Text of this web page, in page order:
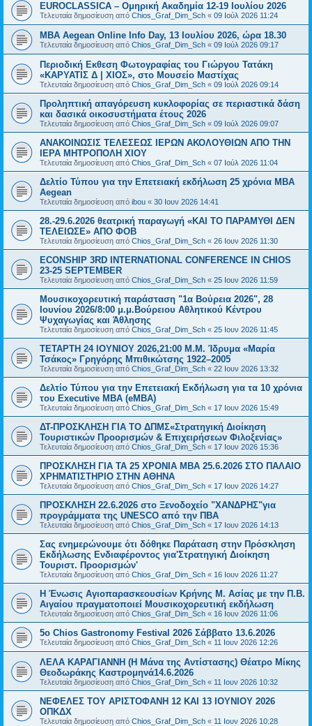
EUROCLASSICA – Ομηρική Ακαδημία 12-19 Ιουλίου 2026
Τελευταία δημοσίευση από Chios_Graf_Dim_Sch « 09 Ιούλ 2026 11:24
ΜBA Aegean Online Info Day, 13 Ιουλίου 2026, ώρα 18.30
Τελευταία δημοσίευση από Chios_Graf_Dim_Sch « 09 Ιούλ 2026 09:17
Περιοδική Εκθεση Φωτογραφίας του Γιώργου Τατάκη
«ΚΑΡΥΑΤΙΣ Δ | ΧΙΟΣ», στο Μουσείο Μαστίχας
Τελευταία δημοσίευση από Chios_Graf_Dim_Sch « 09 Ιούλ 2026 09:14
Προληπτική απαγόρευση κυκλοφορίας σε περιαστικά δάση
και δασικά οικοσυστήματα έτους 2026
Τελευταία δημοσίευση από Chios_Graf_Dim_Sch « 09 Ιούλ 2026 09:07
ΑΝΑΚΟΙΝΩΣΙΣ ΤΕΛΕΣΕΩΣ ΙΕΡΩΝ ΑΚΟΛΟΥΘΙΩΝ ΑΠΟ ΤΗΝ
ΙΕΡΑ ΜΗΤΡΟΠΟΛΗ ΧΙΟΥ
Τελευταία δημοσίευση από Chios_Graf_Dim_Sch « 07 Ιούλ 2026 11:04
Δελτίο Τύπου για την Επετειακή εκδήλωση 25 χρόνια MBA
Aegean
Τελευταία δημοσίευση από ibou « 30 Ιουν 2026 14:41
28.-29.6.2026 θεατρική παραγωγή «ΚΑΙ ΤΟ ΠΑΡΑΜΥΘΙ ΔΕΝ
ΤΕΛΕΙΩΣΕ» ΑΠΟ ΦΟΒ
Τελευταία δημοσίευση από Chios_Graf_Dim_Sch « 26 Ιουν 2026 11:30
ECONSHIP 3RD INTERNATIONAL CONFERENCE IN CHIOS
23-25 SEPTEMBER
Τελευταία δημοσίευση από Chios_Graf_Dim_Sch « 25 Ιουν 2026 11:59
Mουσικοχορευτική παράσταση "1α Βούρεια 2026", 28
Ιουνίου 2026/8:00 μ.μ.Βούρειου Αθλητικού Κέντρου
Ψυχαγωγίας και Άθλησης
Τελευταία δημοσίευση από Chios_Graf_Dim_Sch « 25 Ιουν 2026 11:45
ΤΕΤΑΡΤΗ 24 ΙΟΥΝΙΟΥ 2026,21:00 Μ.Μ. Ίδρυμα «Μαρία
Τσάκος» Γρηγόρης Μπιθικώτσης 1922–2005
Τελευταία δημοσίευση από Chios_Graf_Dim_Sch « 22 Ιουν 2026 13:32
Δελτίο Τύπου για την Επετειακή Εκδήλωση για τα 10 χρόνια
του Executive MBA (eMBA)
Τελευταία δημοσίευση από Chios_Graf_Dim_Sch « 17 Ιουν 2026 15:49
ΔΤ-ΠΡΟΣΚΛΗΣΗ ΓΙΑ ΤΟ ΔΠΜΣ«Στρατηγική Διοίκηση
Τουριστικών Προορισμών & Επιχειρήσεων Φιλοξενίας»
Τελευταία δημοσίευση από Chios_Graf_Dim_Sch « 17 Ιουν 2026 15:36
ΠΡΟΣΚΛΗΣΗ ΓΙΑ ΤΑ 25 ΧΡΟΝΙΑ ΜΒΑ 25.6.2026 ΣΤΟ ΠΑΛΑΙΟ
ΧΡΗΜΑΤΙΣΤΗΡΙΟ ΣΤΗΝ ΑΘΗΝΑ
Τελευταία δημοσίευση από Chios_Graf_Dim_Sch « 17 Ιουν 2026 14:27
ΠΡΟΣΚΛΗΣΗ 22.6.2026 στο Ξενοδοχείο "ΧΑΝΔΡΗΣ"για
προγράμματα της UNESCO από την ΠΒΑ
Τελευταία δημοσίευση από Chios_Graf_Dim_Sch « 17 Ιουν 2026 14:13
Σας ενημερώνουμε ότι δόθηκε Παράταση στην Πρόσκληση
Εκδήλωσης Ενδιαφέροντος για'Στρατηγική Διοίκηση
Τουριστ. Προορισμών'
Τελευταία δημοσίευση από Chios_Graf_Dim_Sch « 16 Ιουν 2026 11:27
Η Ένωσις Αγιοπαρασκεουσίων Κρήνης Μ. Ασίας με την Π.Β.
Αιγαίου πραγματοποιεί Μουσικοχορευτική εκδήλωση
Τελευταία δημοσίευση από Chios_Graf_Dim_Sch « 16 Ιουν 2026 11:06
5o Chios Gastronomy Festival 2026 Σάββατο 13.6.2026
Τελευταία δημοσίευση από Chios_Graf_Dim_Sch « 11 Ιουν 2026 12:26
ΛΕΛΑ ΚΑΡΑΓΙΑΝΝΗ (Η Μάνα της Αντίστασης) Θέατρο Μίκης
Θεοδωράκης Καστρομηνά14.6.2026
Τελευταία δημοσίευση από Chios_Graf_Dim_Sch « 11 Ιουν 2026 10:32
ΝΕΦΕΛΕΣ ΤΟΥ ΑΡΙΣΤΟΦΑΝΗ 12 ΚΑΙ 13 ΙΟΥΝΙΟΥ 2026
ΟΠΚΔΧ
Τελευταία δημοσίευση από Chios_Graf_Dim_Sch « 11 Ιουν 2026 10:28